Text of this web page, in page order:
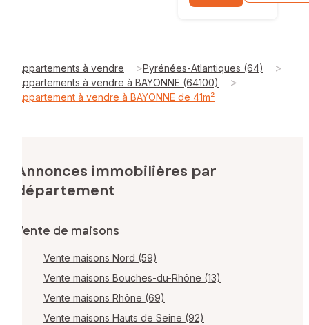
Appartements à vendre >Pyrénées-Atlantiques (64) >
Appartements à vendre à BAYONNE (64100) >
Appartement à vendre à BAYONNE de 41m²
Annonces immobilières par
département
Vente de maisons
Vente maisons Nord (59)
Vente maisons Bouches-du-Rhône (13)
Vente maisons Rhône (69)
Vente maisons Hauts de Seine (92)